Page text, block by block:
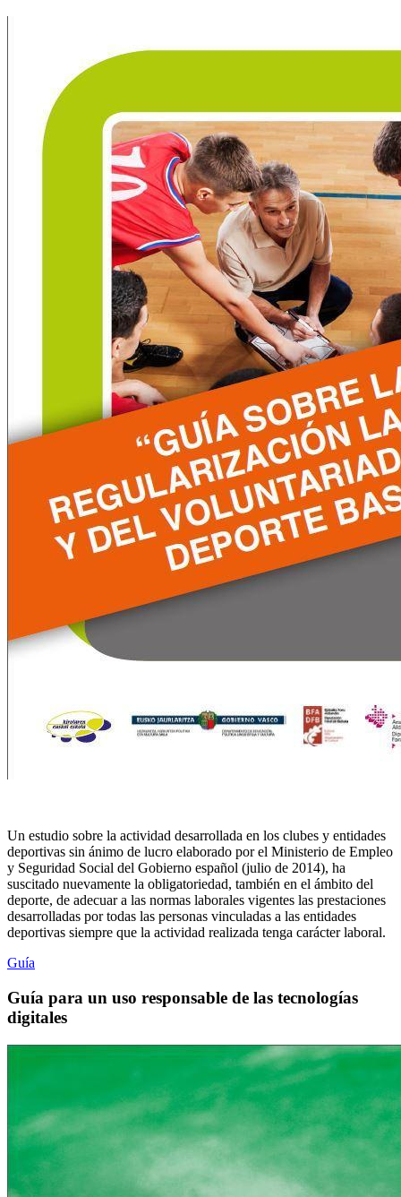
Un estudio sobre la actividad desarrollada en los clubes y entidades
deportivas sin ánimo de lucro elaborado por el Ministerio de Empleo
y Seguridad Social del Gobierno español (julio de 2014), ha
suscitado nuevamente la obligatoriedad, también en el ámbito del
deporte, de adecuar a las normas laborales vigentes las prestaciones
desarrolladas por todas las personas vinculadas a las entidades
deportivas siempre que la actividad realizada tenga carácter laboral.
Guía
Guía para un uso responsable de las tecnologías
digitales